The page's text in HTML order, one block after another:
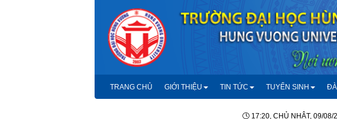
TRANG CHỦ GIỚI THIỆU TIN TỨC TUYỂN SINH
17:20, CHỦ NHẬT, 09/08/